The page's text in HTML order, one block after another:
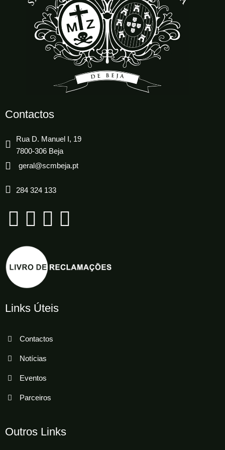
Contactos
Rua D. Manuel I, 19
7800-306 Beja
geral@scmbeja.pt
284 324 133
Links Úteis
Contactos
Notícias
Eventos
Parceiros
Outros Links